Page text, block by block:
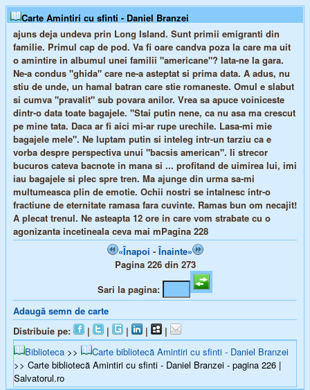
Carte Amintiri cu sfinti - Daniel Branzei
ajuns deja undeva prin Long Island. Sunt primii emigranti din
familie. Primul cap de pod. Va fi oare candva poza la care ma uit
o amintire in albumul unei familii "americane"? Iata-ne la gara.
Ne-a condus "ghida" care ne-a asteptat si prima data. A adus, nu
stiu de unde, un hamal batran care stie romaneste. Omul e slabut
si cumva "pravalit" sub povara anilor. Vrea sa apuce voiniceste
dintr-o data toate bagajele. "Stai putin nene, ca nu asa ma crescut
pe mine tata. Daca ar fi aici mi-ar rupe urechile. Lasa-mi mie
bagajele mele". Ne luptam putin si inteleg intr-un tarziu ca e
vorba despre perspectiva unui "bacsis american". Ii strecor
bucuros cateva bacnote in mana si ... profitand de uimirea lui, imi
iau bagajele si plec spre tren. Ma ajunge din urma sa-mi
multumeasca plin de emotie. Ochii nostri se intalnesc intr-o
fractiune de eternitate ramasa fara cuvinte. Ramas bun om necajit!
A plecat trenul. Ne asteapta 12 ore in care vom strabate cu o
agonizanta incetineala ceva mai mPagina 228
«Înapoi -Înainte»
Pagina 226 din 273
Sari la pagina:
Adaugă semn de carte
Distribuie pe:
| | | |
|
Biblioteca >>
Carte bibliotecă Amintiri cu sfinti - Daniel Branzei
>> Carte bibliotecă Amintiri cu sfinti - Daniel Branzei - pagina 226 |
Salvatorul.ro